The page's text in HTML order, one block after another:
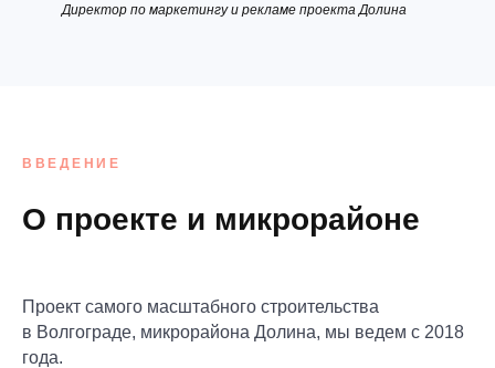
Директор по маркетингу и рекламе проекта Долина
ВВЕДЕНИЕ
О проекте и микрорайоне
Проект самого масштабного строительства
в Волгограде, микрорайона Долина, мы ведем с 2018
года.